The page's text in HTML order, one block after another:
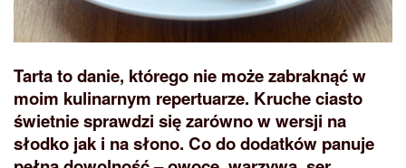
Tarta to danie, którego nie może zabraknąć w
moim kulinarnym repertuarze. Kruche ciasto
świetnie sprawdzi się zarówno w wersji na
słodko jak i na słono. Co do dodatków panuje